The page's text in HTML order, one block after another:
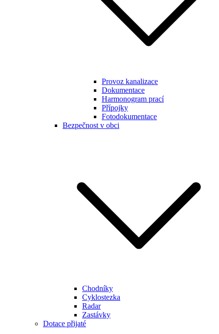
Provoz kanalizace
Dokumentace
Harmonogram prací
Přípojky
Fotodokumentace
Bezpečnost v obci
Chodníky
Cyklostezka
Radar
Zastávky
Dotace přijaté